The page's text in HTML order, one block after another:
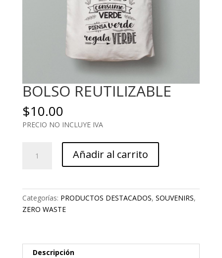
BOLSO REUTILIZABLE
$10.00
PRECIO NO INCLUYE IVA
REUTILIZABLE
Añadir al carrito
Categorías: PRODUCTOS DESTACADOS, SOUVENIRS,
ZERO WASTE
Descripción